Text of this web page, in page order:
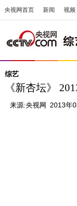
央视网首页 新闻 视频
综艺
《新杏坛》
来源:央视网 2013年